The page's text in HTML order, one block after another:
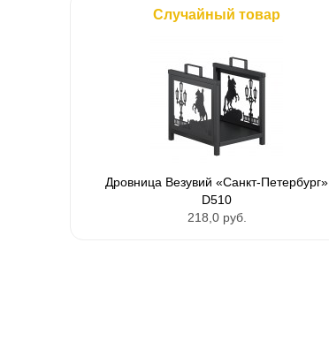
Случайный товар
Дровница Везувий «Санкт-Петербург»
D510
218,0 руб.